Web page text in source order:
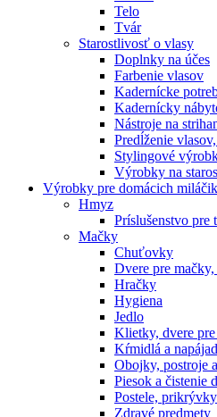
Telo
Tvár
Starostlivosť o vlasy
Doplnky na účes
Farbenie vlasov
Kadernícke
Kadernícky
Nástroje na
Predĺženie
Stylingové
Výrobky na
Výrobky pre domácich
Hmyz
Príslušenstvo pre
Mačky
Chuťovky
Dvere pre
Hračky
Hygiena
Jedlo
Klietky, dvere
Kŕmidlá a
Obojky, postroje
Piesok a čistenie
Postele,
Zdravé predmety